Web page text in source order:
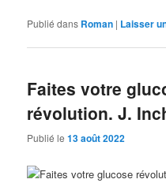
Publié dans Roman | Laisser
Faites votre
révolution. J.
Publié le13 août 2022